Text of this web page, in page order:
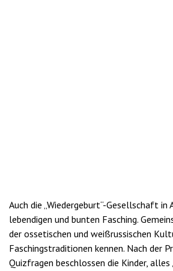
Auch die „Wiedergeburt“-Gesellschaft in
lebendigen und bunten Fasching.
der ossetischen und weißrussischen
Faschingstraditionen kennen. Nach der
Quizfragen beschlossen die Kinder, alles